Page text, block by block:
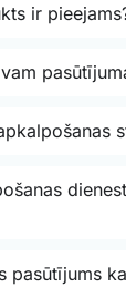
ir
pasūtījums